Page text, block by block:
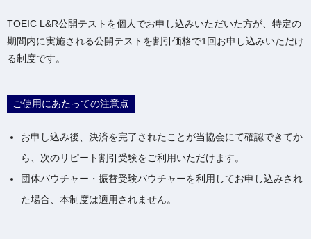
TOEIC L&R公開テストを個人でお申し込みいただいた方が、特定の
期間内に実施される公開テストを割引価格で1回お申し込みいただけ
る制度です。
ご使用にあたっての注意点
お申し込み後、決済を完了されたことが当協会にて確認できてか
ら、次のリピート割引受験をご利用いただけます。
団体バウチャー・振替受験バウチャーを利用してお申し込みされ
た場合、本制度は適用されません。